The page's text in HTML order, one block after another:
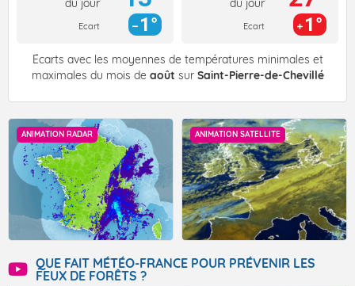
du jour
Ecart 1°
du jour
Ecart 1°
Écarts avec les moyennes de températures minimales et
maximales du mois de août sur Saint-Pierre-de-Chevillé
ANIMATION RADAR ANIMATION SATELLITE
QUE FAIT MÉTÉO-FRANCE POUR PRÉVENIR LES
FEUX DE FORÊTS ?